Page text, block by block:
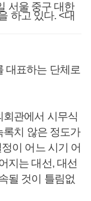
서울 중구 대한
하고 있다. <대
대표하는 단체로
회관에서 시무식
록치 않은 정도가
이 어느 시기 어
지는 대선, 대선
될 것이 틀림없